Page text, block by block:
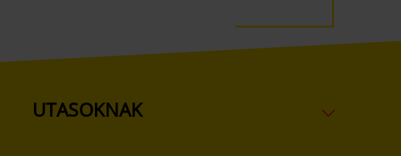
UTASOKNAK